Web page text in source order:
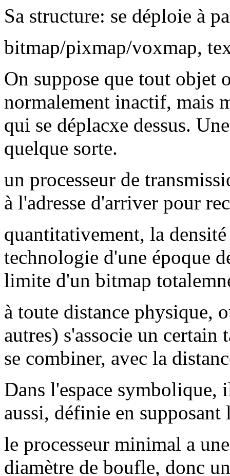
Sa structure: se déploie à
bitmap/pixmap/voxmap,
On suppose que tout objet
normalement inactif, mais
qui se déplacxe dessus.
quelque sorte.
un processeur de
à l'adresse d'arriver pour
quantitativement, la
technologie d'une époque
limite d'un bitmap
à toute distance physique,
autres) s'associe un
se combiner, avec la
Dans l'espace
aussi, définie en
le processeur minimal a
diamètre de boufle, donc